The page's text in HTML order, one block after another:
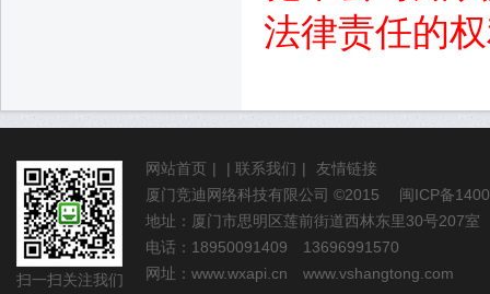
法律责任的
扫一扫关注我们
网站首页 | | 联系我们 |
友情链接
厦门竞迪网络科技有限公司 ©2015 闽ICP备
地址：厦门市思明区莲前街道西林东里30号207室
电话：18950091409 13696991570
网址： www.wxapi.cn www.vshangtong.com